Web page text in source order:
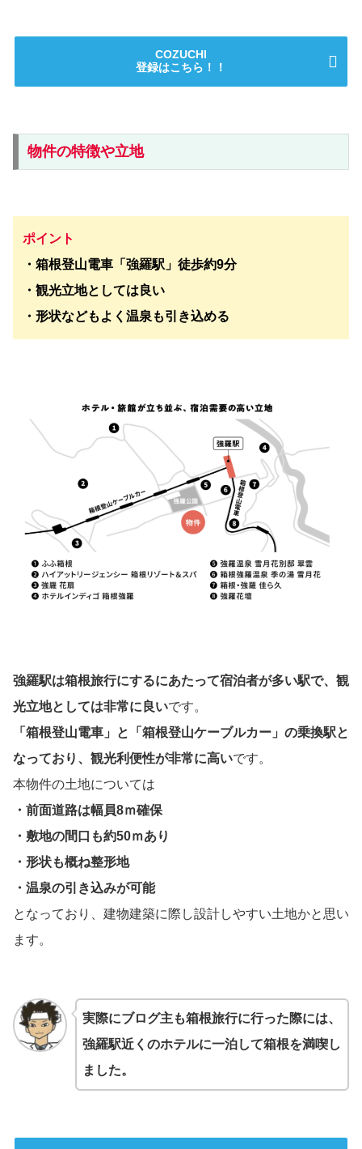
COZUCHI
登録はこちら！！
物件の特徴や立地
ポイント
・箱根登山電車「強羅駅」徒歩約9分
・観光立地としては良い
・形状などもよく温泉も引き込める
強羅駅は箱根旅行にするにあたって宿泊者が多い駅で、観
光立地としては非常に良いです。
「箱根登山電車」と「箱根登山ケーブルカー」の乗換駅と
なっており、観光利便性が非常に高いです。
本物件の土地については
・前面道路は幅員8ｍ確保
・敷地の間口も約50ｍあり
・形状も概ね整形地
・温泉の引き込みが可能
となっており、建物建築に際し設計しやすい土地かと思い
ます。
実際にブログ主も箱根旅行に行った際には、
強羅駅近くのホテルに一泊して箱根を満喫し
ました。